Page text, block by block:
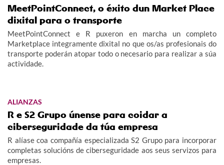
MeetPointConnect, o éxito dun Market Place
dixital para o transporte
MeetPointConnect e R puxeron en marcha un completo
Marketplace integramente dixital no que os/as profesionais do
transporte poderán atopar todo o necesario para realizar a súa
actividade.
ALIANZAS
R e S2 Grupo únense para coidar a
ciberseguridade da túa empresa
R alíase coa compañía especializada S2 Grupo para incorporar
completas solucións de ciberseguridade aos seus servizos para
empresas.